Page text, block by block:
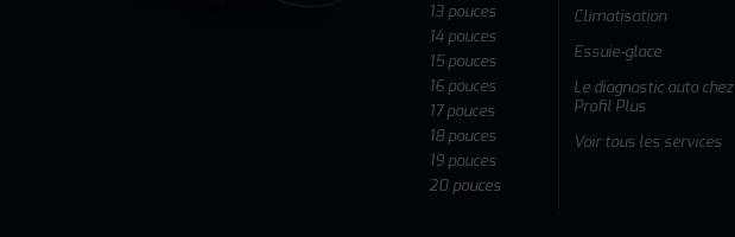
13 pouces
14 pouces
15 pouces
16 pouces
17 pouces
18 pouces
19 pouces
20 pouces
Climatisation
Essuie-glace
Le diagnostic auto chez
Profil Plus
Voir tous les services